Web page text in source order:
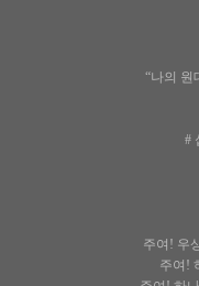
“나의 원
#
주여! 우
주여!